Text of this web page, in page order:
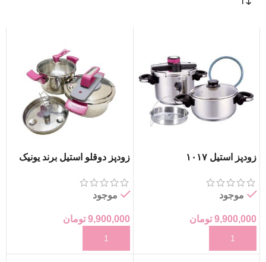
زودپز استیل ۱۰۱۷
موجود
9,900,000 تومان
افزودن به سبد خرید
زودپز دوقلو استیل برند یونیک
موجود
9,900,000 تومان
افزودن به سبد خرید